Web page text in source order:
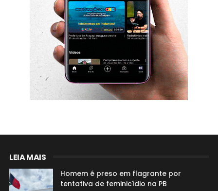
LEIA MAIS
Homem é preso em flagrante por
tentativa de feminicídio na PB